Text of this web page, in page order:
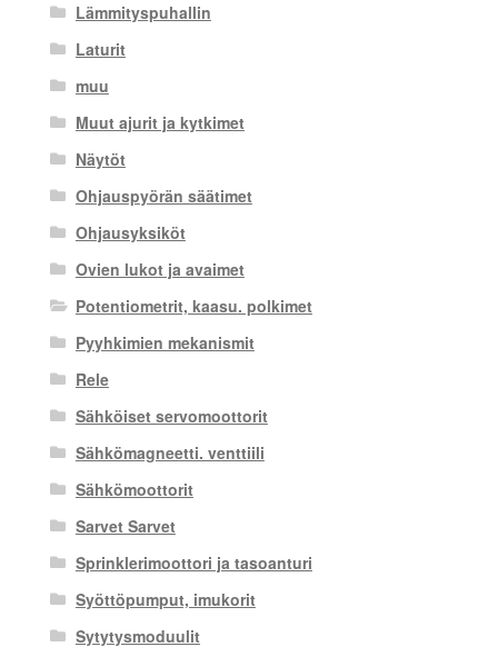
Lämmityspuhallin
Laturit
muu
Muut ajurit ja kytkimet
Näytöt
Ohjauspyörän säätimet
Ohjausyksiköt
Ovien lukot ja avaimet
Potentiometrit, kaasu. polkimet
Pyyhkimien mekanismit
Rele
Sähköiset servomoottorit
Sähkömagneetti. venttiili
Sähkömoottorit
Sarvet Sarvet
Sprinklerimoottori ja tasoanturi
Syöttöpumput, imukorit
Sytytysmoduulit